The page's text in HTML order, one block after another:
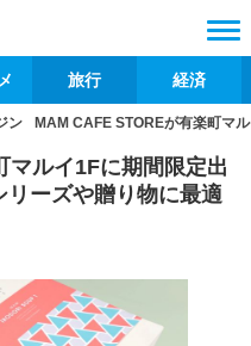
旅行 経済
ン MAM CAFE STOREが有楽町マ
ルイ1Fに期間限定出
ーズや贈り物に最適